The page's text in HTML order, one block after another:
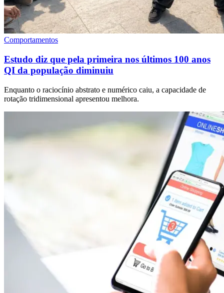
Comportamentos
Estudo diz que pela primeira nos últimos 100 anos
QI da população diminuiu
Enquanto o raciocínio abstrato e numérico caiu, a capacidade de
rotação tridimensional apresentou melhora.